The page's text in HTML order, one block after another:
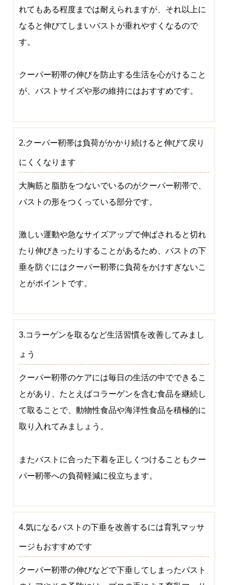
れてもある程度までは耐えられますが、それ以上に
なると伸びてしまいバストが垂れやすくなるので
す。
クーパー靭帯の伸びを防止する生活を心がけること
が、バストサイズや形の維持にはおすすめです。
2.クーパー靭帯は負荷がかかり続けると伸びて戻り
にくくなります
大胸筋と脂肪をつないでいるのがクーパー靭帯で、
バストの形をつくっている部分です。
激しい運動や急なサイズアップで伸ばされると切れ
たり伸びきったりすることがあるため、バストの下
垂を防ぐにはクーパー靭帯に負荷をかけすぎないこ
とがポイントです。
3.コラーゲンを取るなど生活習慣を改善してみまし
ょう
クーパー靭帯のケアには毎日の生活の中でできるこ
とがあり、たとえばコラーゲンを含む食品を継続し
て取ることで、動物性食品や海洋性食品を積極的に
取り入れてみましょう。
またバストに合った下着を正しくつけることもクー
パー靭帯への負荷軽減に役立ちます。
4.気になるバストの下垂を改善するには育乳マッサ
ージもおすすめです
クーパー靭帯の伸びなどで下垂してしまったバスト